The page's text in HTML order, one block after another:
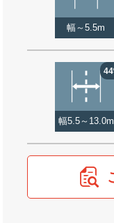
幅～5.5m
幅5.5～13.0m